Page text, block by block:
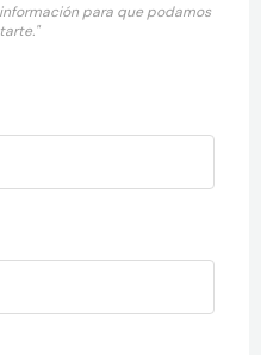
para que podamos